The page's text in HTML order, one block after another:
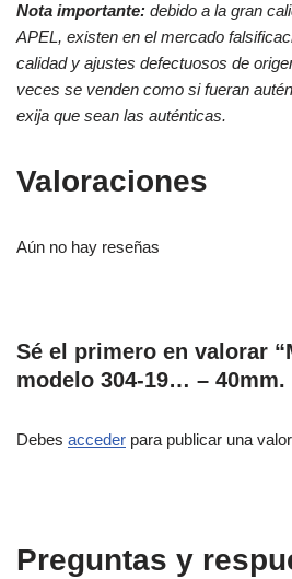
Nota importante: debido a la gran
APEL, existen en el mercado
calidad y ajustes defectuosos de
veces se venden como si fueran
exija que sean las auténticas.
Valoraciones
Aún no hay reseñas
Sé el primero en valorar
modelo 304-19… – 40mm.
Debes acceder para publicar una
Preguntas y